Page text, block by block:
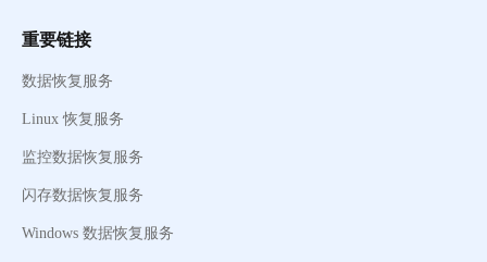
重要链接
数据恢复服务
Linux 恢复服务
监控数据恢复服务
闪存数据恢复服务
Windows 数据恢复服务